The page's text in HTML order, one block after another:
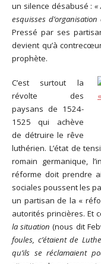
un silence désabusé :«
esquisses
Pressé par ses
devient qu’à
prophète.
C’est surtout la
révolte des
paysans de 1524-
1525 qui achève
de détruire le rêve
luthérien. L’état de
romain germanique,
réforme doit prendre
sociales poussent les
un partisan de la «
autorités princières. Et
la situation (nous dit
foules, c’étaient de
qu’ils se réclamaient